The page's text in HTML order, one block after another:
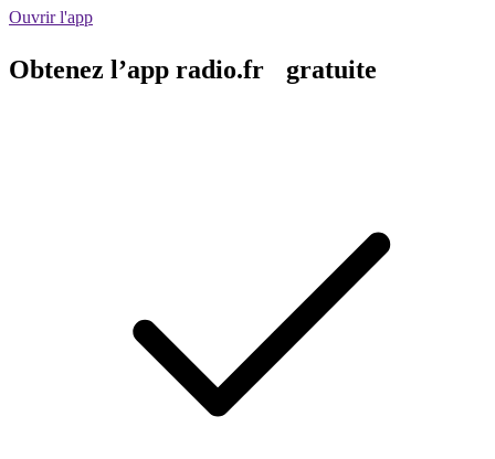
Ouvrir l'app
Obtenez l’app radio.fr gratuite